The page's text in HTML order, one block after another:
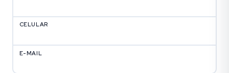
CELULAR
E-MAIL